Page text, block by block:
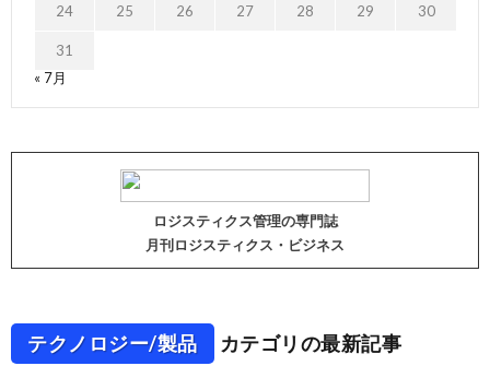
24 25 26 27 28 29 30
31
« 7月
ロジスティクス管理の専門誌
月刊ロジスティクス・ビジネス
テクノロジー/製品 カテゴリの最新記事